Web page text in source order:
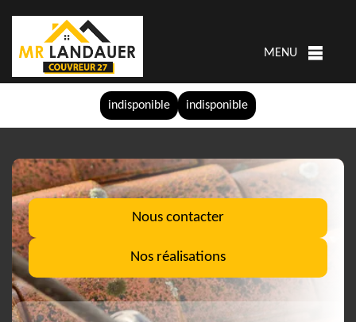
indisponible indisponible
MENU
Nous contacter
Nos réalisations